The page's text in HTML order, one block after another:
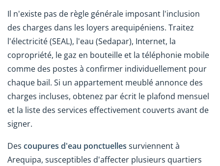
Il n'existe pas de règle générale imposant l'inclusion
des charges dans les loyers arequipéniens. Traitez
l'électricité (SEAL), l'eau (Sedapar), Internet, la
copropriété, le gaz en bouteille et la téléphonie mobile
comme des postes à confirmer individuellement pour
chaque bail. Si un appartement meublé annonce des
charges incluses, obtenez par écrit le plafond mensuel
et la liste des services effectivement couverts avant de
signer.
Des coupures d'eau ponctuelles surviennent à
Arequipa, susceptibles d'affecter plusieurs quartiers